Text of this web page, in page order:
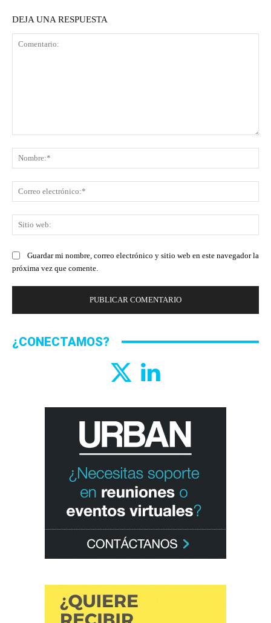
DEJA UNA RESPUESTA
Guardar mi nombre, correo electrónico y sitio web en este navegador la
próxima vez que comente.
¿CONECTAMOS?